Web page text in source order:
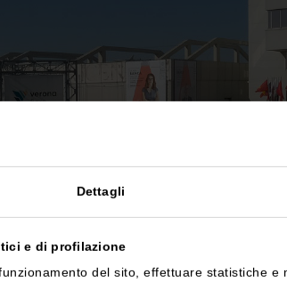
Dettagli
e di profilazione
del sito, effettuare statistiche e
>Forum Agenti Verona 2016
Agenti
Internazionale dei Colloqui di Ricerca